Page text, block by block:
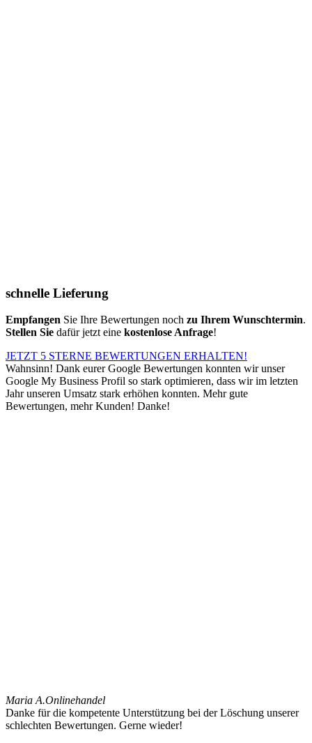
schnelle Lieferung
Empfangen Sie Ihre Bewertungen noch zu Ihrem Wunschtermin.
Stellen Sie dafür jetzt eine kostenlose Anfrage!
JETZT 5 STERNE BEWERTUNGEN ERHALTEN!
Wahnsinn! Dank eurer Google Bewertungen konnten wir unser
Google My Business Profil so stark optimieren, dass wir im letzten
Jahr unseren Umsatz stark erhöhen konnten. Mehr gute
Bewertungen, mehr Kunden! Danke!
Maria A.Onlinehandel
Danke für die kompetente Unterstützung bei der Löschung unserer
schlechten Bewertungen. Gerne wieder!